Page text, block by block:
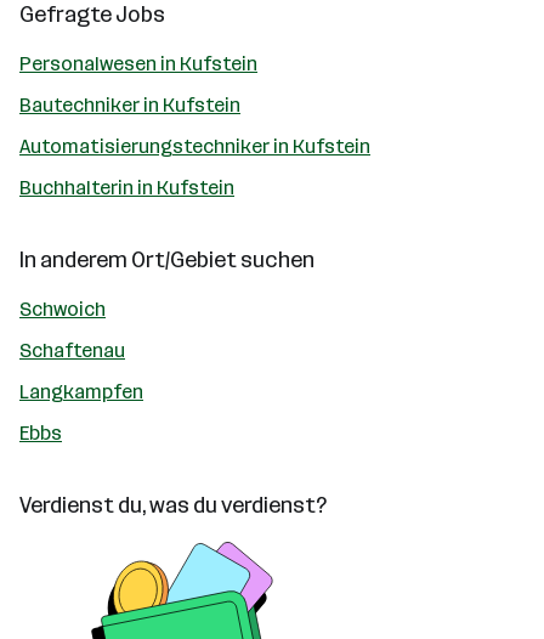
Gefragte Jobs
Personalwesen in Kufstein
Bautechniker in Kufstein
Automatisierungstechniker in Kufstein
Buchhalterin in Kufstein
In anderem Ort/Gebiet suchen
Schwoich
Schaftenau
Langkampfen
Ebbs
Verdienst du, was du verdienst?